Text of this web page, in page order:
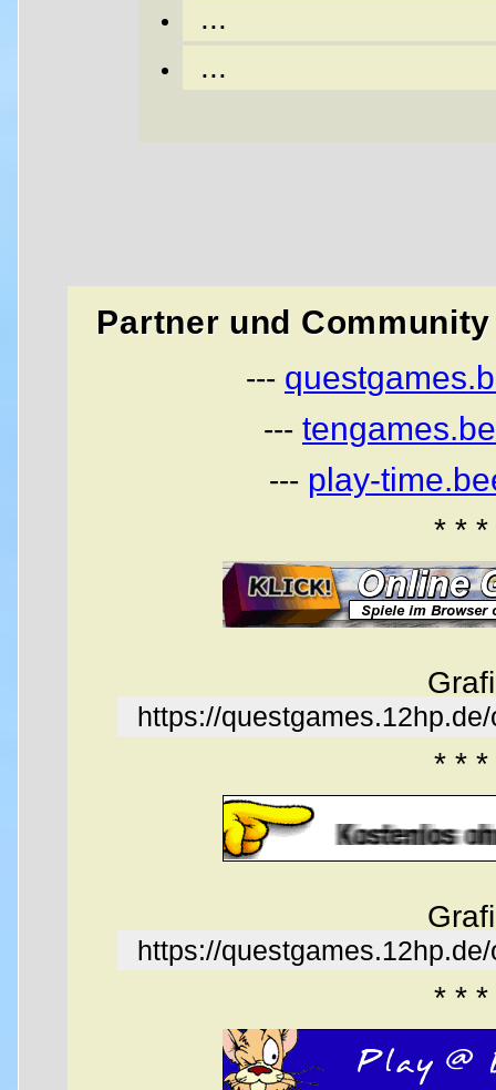
...
...
Partner und
---
---
--- play-
* * *
https://
* * *
https://
* * *